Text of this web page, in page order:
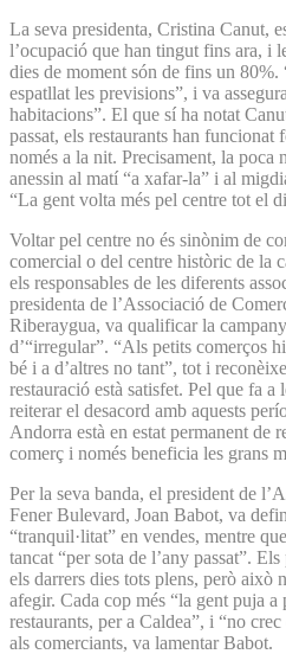
La seva presidenta, Cristina Canut,
l’ocupació que han tingut fins ara, i
dies de moment són de fins un 80%.
espatllat les previsions”, i va
habitacions”. El que sí ha notat
passat, els restaurants han
només a la nit. Precisament, la poca
anessin al matí “a xafar-la” i al
“La gent volta més pel centre tot el
Voltar pel centre no és sinònim de
comercial o del centre històric de la
els responsables de les diferents
presidenta de l’Associació de
Riberaygua, va qualificar la
d’“irregular”. “Als petits comerços
bé i a d’altres no tant”, tot i
restauració està satisfet. Pel que fa a
reiterar el desacord amb aquests
Andorra està en estat permanent de
comerç i només beneficia les grans
Per la seva banda, el president de
Fener Bulevard, Joan Babot, va
“tranquil·litat” en vendes, mentre
tancat “per sota de l’any passat”.
els darrers dies tots plens, però això
afegir. Cada cop més “la gent puja a
restaurants, per a Caldea”, i “no
als comerciants, va lamentar Babot.